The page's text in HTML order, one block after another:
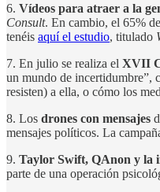
6. Vídeos para atraer a la
Consult. En cambio, el 65%
tenéis aquí el estudio, titulado
7. En julio se realiza el XVII
un mundo de incertidumbre”,
resisten) a ella, o cómo los
8. Los drones con mensajes
mensajes políticos. La
9. Taylor Swift, QAnon y la
parte de una operación